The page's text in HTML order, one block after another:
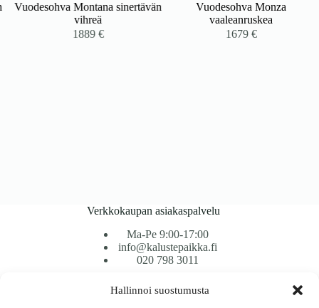
Hallinnoi suostumusta
Vuodesohva Montana sinertävän
vihreä
1889€
Vuodesohva Monza
vaaleanruskea
1679€
Verkkokaupan asiakaspalvelu
Ma-Pe 9:00-17:00
info@kalustepaikka.fi
020 798 3011
Tavarantoimitus / Maksutavat